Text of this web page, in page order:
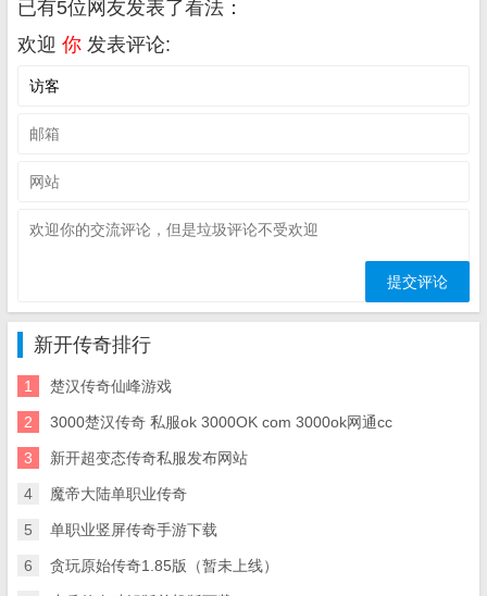
已有5位网友发表了看法：
欢迎 你 发表评论:
新开传奇排行
1 楚汉传奇仙峰游戏
2 3000楚汉传奇 私服ok 3000OK com 3000ok网通cc
3 新开超变态传奇私服发布网站
4 魔帝大陆单职业传奇
5 单职业竖屏传奇手游下载
6 贪玩原始传奇1.85版（暂未上线）